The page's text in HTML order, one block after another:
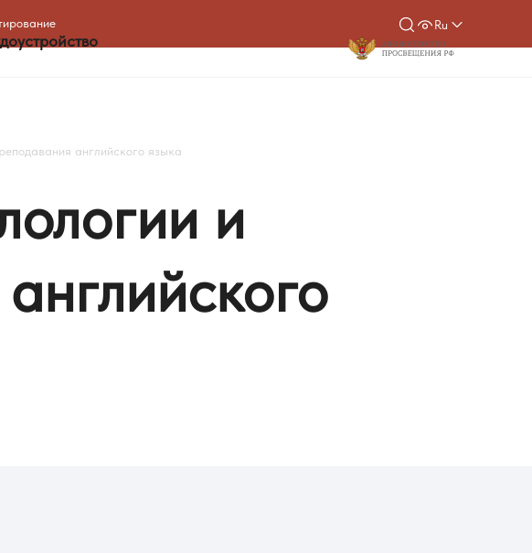
Ru
английского языка
и
английского